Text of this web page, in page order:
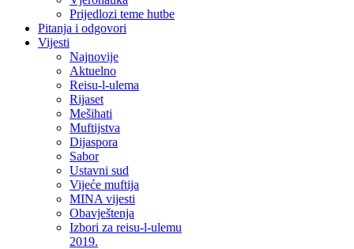
Prijedlozi teme hutbe
Pitanja i odgovori
Vijesti
Najnovije
Aktuelno
Reisu-l-ulema
Rijaset
Mešihati
Muftijstva
Dijaspora
Sabor
Ustavni sud
Vijeće muftija
MINA vijesti
Obavještenja
Izbori za reisu-l-ulemu
2019.